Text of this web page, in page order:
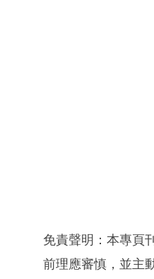
免責聲明：本專頁
前理應審慎，並主